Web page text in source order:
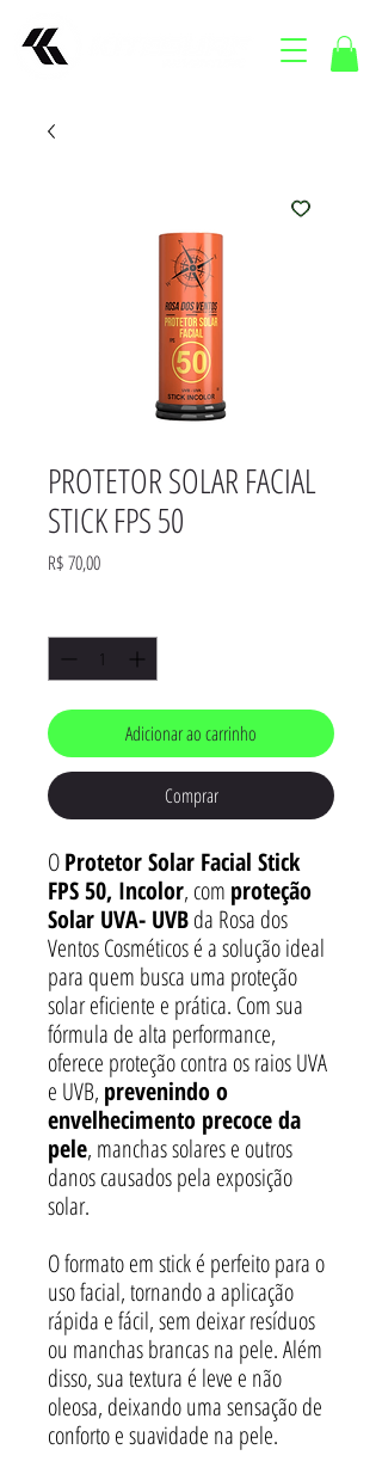
PROTETOR SOLAR FACIAL
STICK FPS 50
R$ 70,00Preço
Adicionar ao carrinho
Comprar
OProtetor Solar Facial Stick
FPS 50, Incolor, com proteção
Solar UVA- UVBda Rosa dos
Ventos Cosméticos é a solução ideal
para quem busca uma proteção
solar eficiente e prática. Com sua
fórmula de alta performance,
oferece proteção contra os raios UVA
e UVB, prevenindo o
envelhecimento precoce da
pele, manchas solares e outros
danos causados pela exposição
solar.
O formato em stick é perfeito para o
uso facial, tornando a aplicação
rápida e fácil, sem deixar resíduos
ou manchas brancas na pele. Além
disso, sua textura é leve e não
oleosa, deixando uma sensação de
conforto e suavidade na pele.